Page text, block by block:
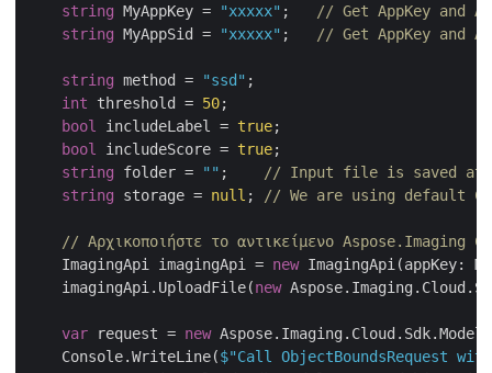
string MyAppKey = "xxxxx" ;
// Get AppKey and
string MyAppSid = "xxxxx" ; // Get AppKey and
string method = "ssd" ;
int threshold = 50;
bool
includeLabel = true;
bool
includeScore = true;
string folder = "" ;
// Input file is saved at
string storage = null ; // We are using default
// Αρχικοποιήστε το αντικείμενο Aspose.Imaging
    ImagingApi imagingApi =
new ImagingApi(appKey:
    imagingApi.UploadFile(
new
var request = new
    Console.WriteLine(
$"Call ObjectBoundsRequest